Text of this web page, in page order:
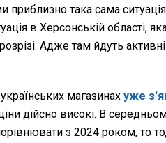
приблизно така сама
в Херсонській області,
Адже там йдуть
магазинах уже
дійсно високі. В
з 2024 роком, то